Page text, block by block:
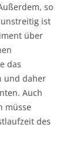
so
ist
über
das
und daher
Auch
müsse
des